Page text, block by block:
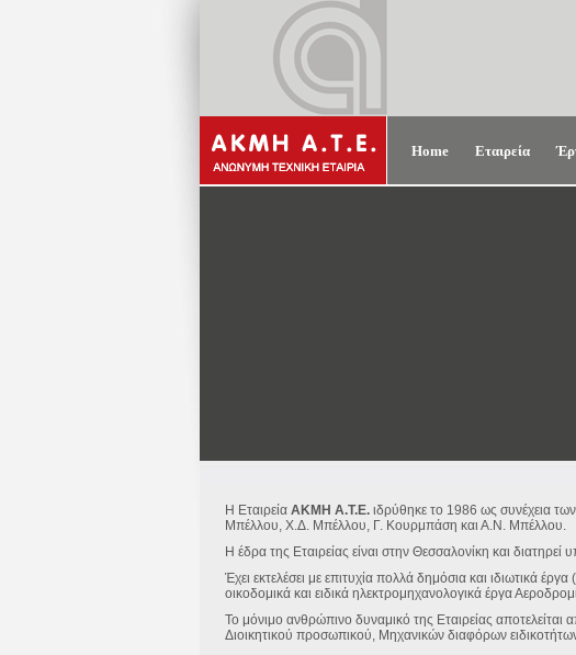
Home Εταιρεία
Η Εταιρεία ΑΚΜΗ Α.Τ.Ε. ιδρύθηκε το 1986 ως συνέχεια
Μπέλλου, Χ.Δ. Μπέλλου, Γ. Κουρμπάση και Α.Ν. Μπέλλου.
Η έδρα της Εταιρείας είναι στην Θεσσαλονίκη και
Έχει εκτελέσει με επιτυχία πολλά δημόσια και ιδιωτικά
οικοδομικά και ειδικά ηλεκτρομηχανολογικά έργα
Το μόνιμο ανθρώπινο δυναμικό της Εταιρείας
Διοικητικού προσωπικού, Μηχανικών διαφόρων